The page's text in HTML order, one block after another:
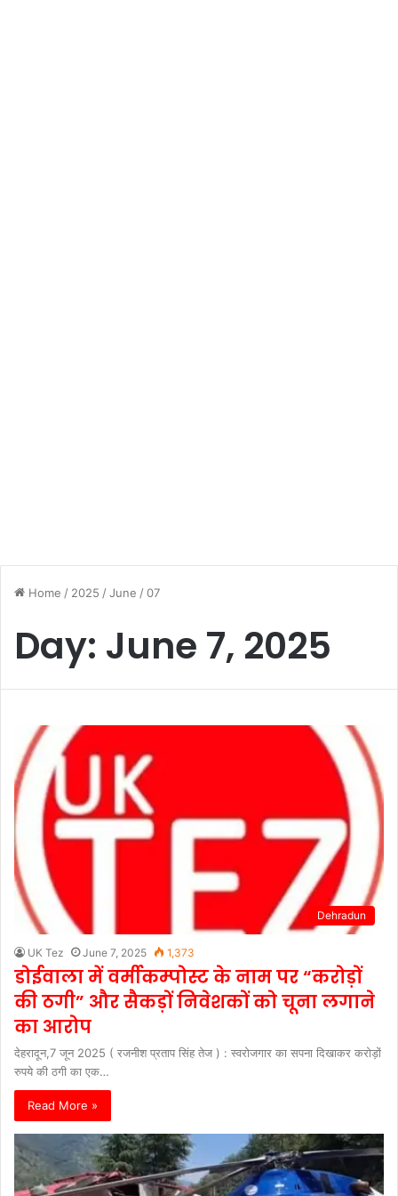
Home / 2025 /June /07
Day: June 7, 2025
Dehradun
UK Tez June 7, 2025 1,373
डोईवाला में वर्मीकम्पोस्ट के नाम पर “करोड़ों
की ठगी” और सैकड़ों निवेशकों को चूना लगाने
का आरोप
देहरादून,7 जून 2025 ( रजनीश प्रताप सिंह तेज ) : स्वरोजगार का सपना दिखाकर करोड़ों
रुपये की ठगी का एक…
Read More »